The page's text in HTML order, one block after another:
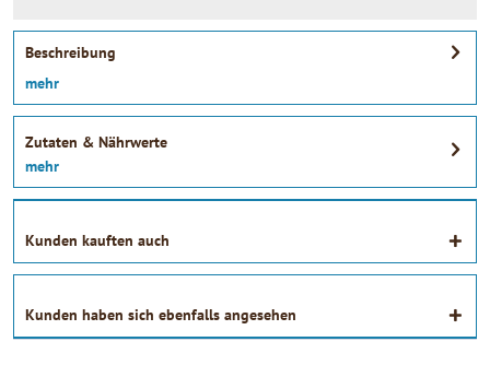
Beschreibung
mehr
Zutaten & Nährwerte
mehr
Kunden kauften auch
Kunden haben sich ebenfalls angesehen